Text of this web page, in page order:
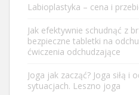
Labioplastyka – cena i
Jak efektywnie schudnąć z
bezpieczne tabletki na
ćwiczenia odchudzające
Joga jak zacząć? Joga siłą i
sytuacjach. Leszno joga